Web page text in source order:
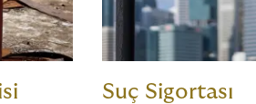
Suç Sigortası